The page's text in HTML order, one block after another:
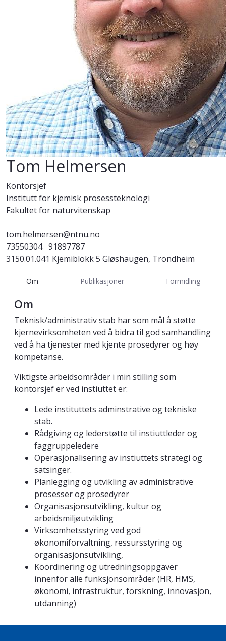
Tom Helmersen
Kontorsjef
Institutt for kjemisk prosessteknologi
Fakultet for naturvitenskap
tom.helmersen@ntnu.no
73550304 91897787
3150.01.041 Kjemiblokk 5 Gløshaugen, Trondheim
Om Publikasjoner Formidling
Om
Teknisk/administrativ stab har som mål å støtte
kjernevirksomheten ved å bidra til god samhandling
ved å ha tjenester med kjente prosedyrer og høy
kompetanse.
Viktigste arbeidsområder i min stilling som
kontorsjef er ved instiuttet er:
Lede instituttets adminstrative og tekniske
stab.
Rådgiving og lederstøtte til instiuttleder og
faggruppeledere
Operasjonalisering av instiuttets strategi og
satsinger.
Planlegging og utvikling av administrative
prosesser og prosedyrer
Organisasjonsutvikling, kultur og
arbeidsmiljøutvikling
Virksomhetsstyring ved god
økonomiforvaltning, ressursstyring og
organisasjonsutvikling,
Koordinering og utredningsoppgaver
innenfor alle funksjonsområder (HR, HMS,
økonomi, infrastruktur, forskning, innovasjon,
utdanning)